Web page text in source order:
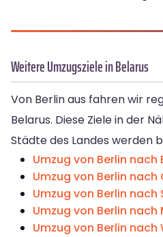
Weitere Umzugsziele in Belarus
Von Berlin aus fahren wir
Belarus. Diese Ziele in der
Städte des Landes werden
Umzug von Berlin nach
Umzug von Berlin nach
Umzug von Berlin nach
Umzug von Berlin nach
Umzug von Berlin nach